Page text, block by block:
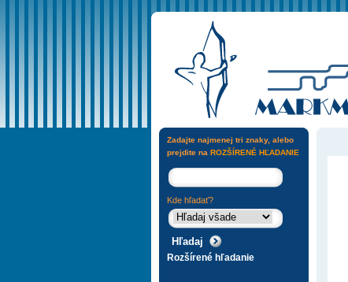
Zadajte najmenej tri znaky, alebo
prejdite na ROZŠÍRENÉ HĽADANIE
Kde hľadať?
Rozšírené hľadanie